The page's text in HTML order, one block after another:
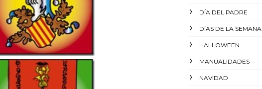
DÍA DEL PADRE
DÍAS DE LA SEMANA
HALLOWEEN
MANUALIDADES
NAVIDAD